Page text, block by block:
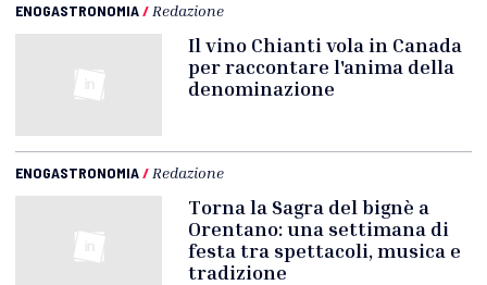
ENOGASTRONOMIA/ Redazione
Il vino Chianti vola in Canada
per raccontare l'anima della
denominazione
ENOGASTRONOMIA/ Redazione
Torna la Sagra del bignè a
Orentano: una settimana di
festa tra spettacoli, musica e
tradizione